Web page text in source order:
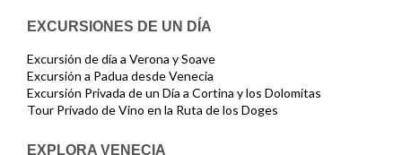
EXCURSIONES DE UN DÍA
Excursión de día a Verona y Soave
Excursión a Padua desde Venecia
Excursión Privada de un Día a Cortina y los Dolomitas
Tour Privado de Vino en la Ruta de los Doges
EXPLORA VENECIA